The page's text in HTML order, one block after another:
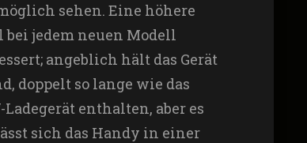
sehen. Eine höhere
jedem neuen Modell
angeblich hält das Gerät
doppelt so lange wie das
enthalten, aber es
sich das Handy in einer